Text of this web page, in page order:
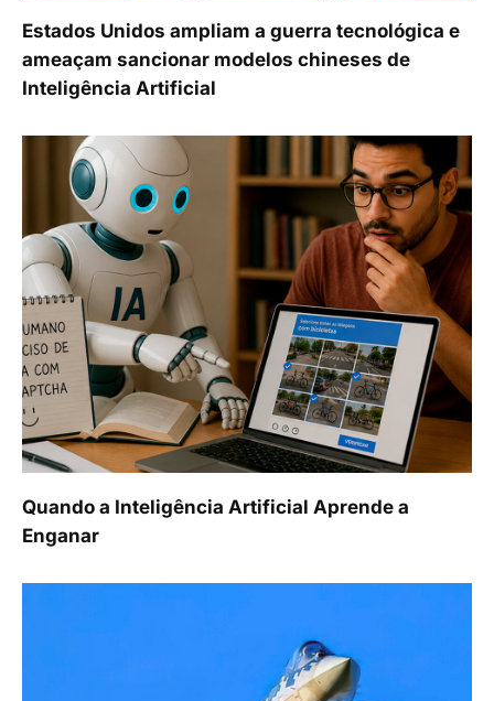
Estados Unidos ampliam a guerra tecnológica e
ameaçam sancionar modelos chineses de
Inteligência Artificial
Quando a Inteligência Artificial Aprende a
Enganar